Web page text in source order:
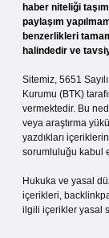
haber niteliği
paylaşım
benzerlikleri
halindedir ve
Sitemiz, 5651
Kurumu (BTK)
vermektedir. Bu
veya araştırma
yazdıkları
sorumluluğu kabul
Hukuka ve yasal
içerikleri,
ilgili içerikler yasal